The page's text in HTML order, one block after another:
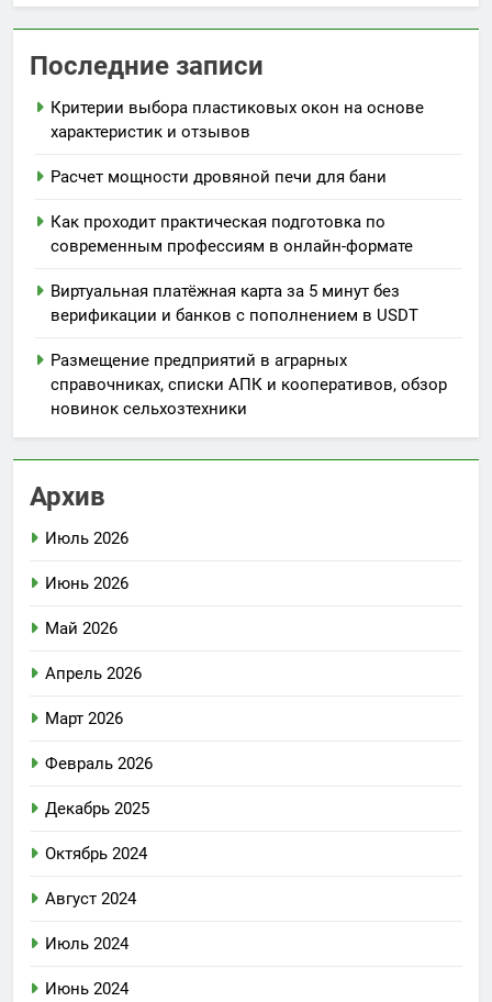
Последние записи
Критерии выбора пластиковых окон на основе
характеристик и отзывов
Расчет мощности дровяной печи для бани
Как проходит практическая подготовка по
современным профессиям в онлайн-формате
Виртуальная платёжная карта за 5 минут без
верификации и банков с пополнением в USDT
Размещение предприятий в аграрных
справочниках, списки АПК и кооперативов, обзор
новинок сельхозтехники
Архив
Июль 2026
Июнь 2026
Май 2026
Апрель 2026
Март 2026
Февраль 2026
Декабрь 2025
Октябрь 2024
Август 2024
Июль 2024
Июнь 2024